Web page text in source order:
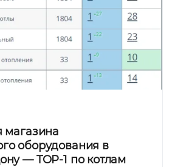
магазина
оборудования в
— TOP-1 по котлам